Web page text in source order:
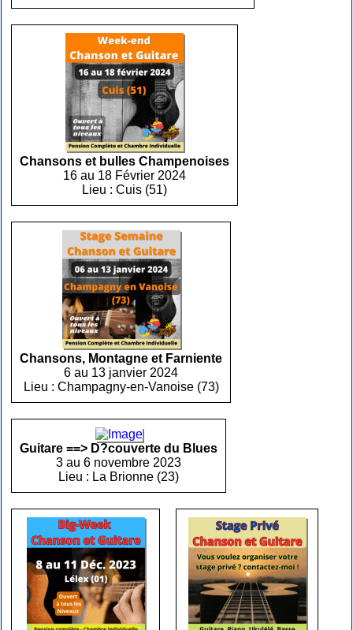
Chansons et bulles Champenoises
16 au 18 Février 2024
Lieu : Cuis (51)
Chansons, Montagne et Farniente
6 au 13 janvier 2024
Lieu : Champagny-en-Vanoise (73)
Guitare ==> D?couverte du Blues
3 au 6 novembre 2023
Lieu : La Brionne (23)